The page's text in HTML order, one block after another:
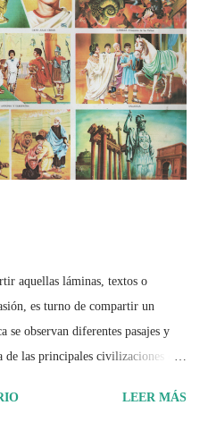
en la forma de entender el
la comercialización y
sociedades . Son 230
y ...
aquellas láminas, textos o
es turno de compartir un
observan diferentes pasajes y
de las principales civilizaciones que
LEER MÁS